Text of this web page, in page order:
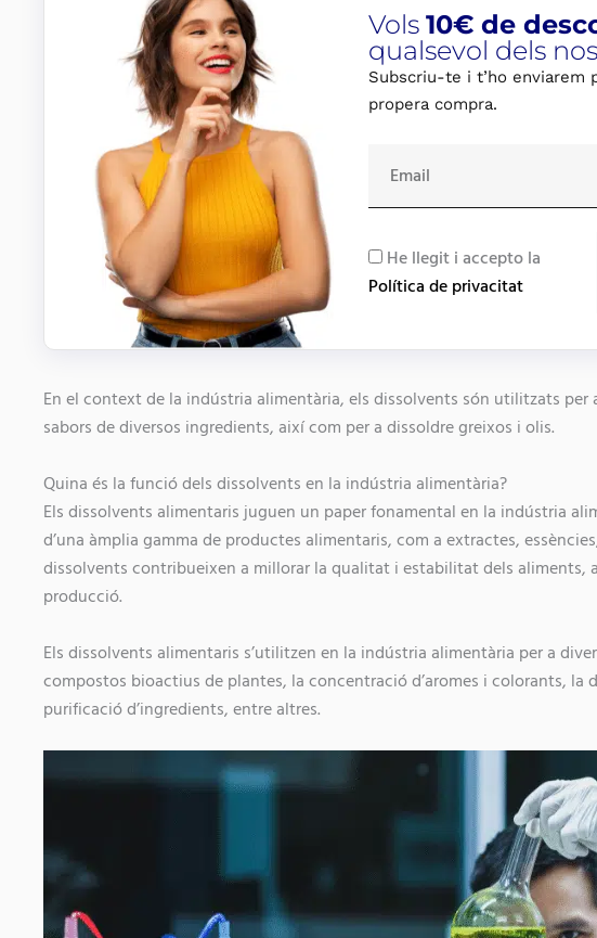
Vols 10€ de
qualsevol dels
Subscriu-te i t’ho enviarem
propera compra.
a
l
R
He llegit i accepto la
Política de privacitat
En el context de la indústria alimentària, els dissolvents són utilitzats per
sabors de diversos ingredients, així com per a dissoldre greixos i olis.
Quina és la funció dels dissolvents en la indústria alimentària?
Els dissolvents alimentaris juguen un paper fonamental en la indústria
d’una àmplia gamma de productes alimentaris, com a extractes,
dissolvents contribueixen a millorar la qualitat i estabilitat dels aliments,
producció.
Els dissolvents alimentaris s’utilitzen en la indústria alimentària per a
compostos bioactius de plantes, la concentració d’aromes i colorants, la
purificació d’ingredients, entre altres.